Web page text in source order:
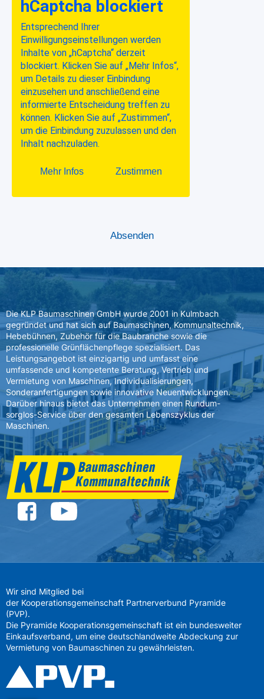
Die KLP Baumaschinen GmbH wurde 2001 in Kulmbach
gegründet und hat sich auf Baumaschinen, Kommunaltechnik,
Hebebühnen, Zubehör für die Baubranche sowie die
professionelle Grünflächenpflege spezialisiert. Das
Leistungsangebot ist einzigartig und umfasst eine
umfassende und kompetente Beratung, Vertrieb und
Vermietung von Maschinen, Individualisierungen,
Sonderanfertigungen sowie innovative Neuentwicklungen.
Darüber hinaus bietet das Unternehmen einen Rundum-
sorglos-Service über den gesamten Lebenszyklus der
Maschinen.
Wir sind Mitglied bei
der Kooperationsgemeinschaft Partnerverbund Pyramide
(PVP).
Die Pyramide Kooperationsgemeinschaft ist ein bundesweiter
Einkaufsverband, um eine deutschlandweite Abdeckung zur
Vermietung von Baumaschinen zu gewährleisten.